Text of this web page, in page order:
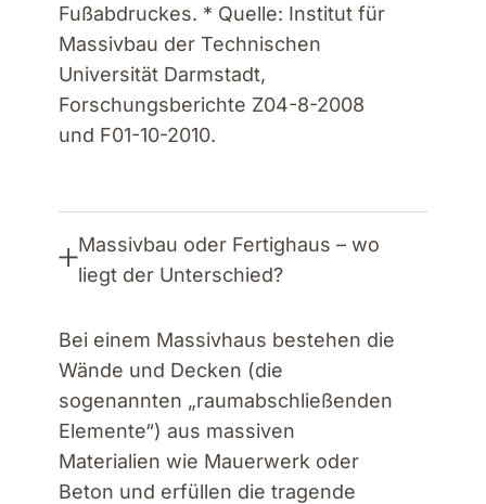
Fußabdruckes. * Quelle: Institut für
Massivbau der Technischen
Universität Darmstadt,
Forschungsberichte Z04-8-2008
und F01-10-2010.
Massivbau oder Fertighaus – wo
liegt der Unterschied?
Bei einem Massivhaus bestehen die
Wände und Decken (die
sogenannten „raumabschließenden
Elemente“) aus massiven
Materialien wie Mauerwerk oder
Beton und erfüllen die tragende